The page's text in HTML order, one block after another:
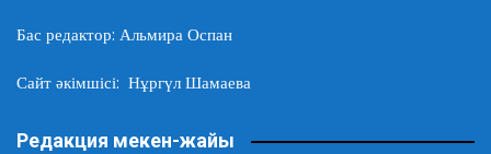
Бас редактор: Альмира Оспан
Сайт әкімшісі: Нұргүл Шамаева
Редакция мекен-жайы